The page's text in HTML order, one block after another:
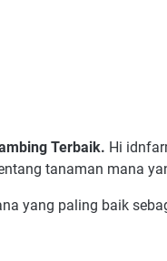
Terbaik. Hi
tanaman mana
yang paling baik